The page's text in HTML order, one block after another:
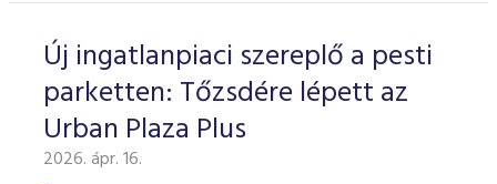
Új ingatlanpiaci szereplő a pesti
parketten: Tőzsdére lépett az
Urban Plaza Plus
2026. ápr. 16.